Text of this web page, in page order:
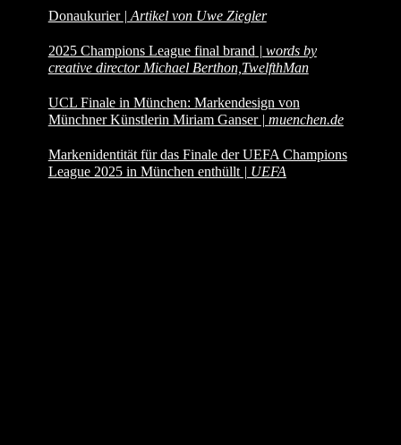
Donaukurier | Artikel von Uwe Ziegler
2025 Champions League final brand| words by
creative director Michael Berthon,TwelfthMan
UCL Finale in München: Markendesign von
Münchner Künstlerin Miriam Ganser | muenchen.de
Markenidentität für das Finale der UEFA Champions
League 2025 in München enthüllt | UEFA